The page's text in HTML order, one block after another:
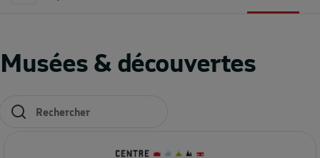
Musées & découvertes
Les résultats se mettent à jour au fur et à mesure